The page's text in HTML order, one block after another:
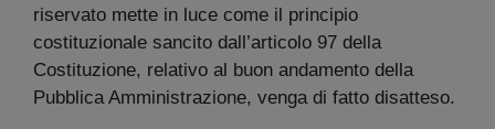
riservato mette in luce come il principio
costituzionale sancito dall’articolo 97 della
Costituzione, relativo al buon andamento della
Pubblica Amministrazione, venga di fatto disatteso.